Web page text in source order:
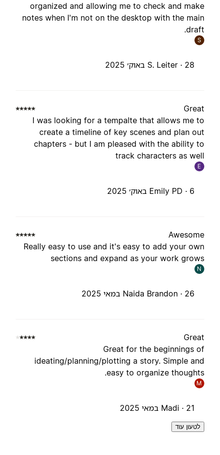
organized and allowing me to check and
notes when I'm not on the desktop with the
S. Leiter ·
I was looking for a tempalte that allows me
create a timeline of key scenes and plan
chapters - but I am pleased with the ability
track characters as
Emily PD ·
Really easy to use and it's easy to add your
sections and expand as your work
Naida Brandon ·
Great for the beginnings
ideating/planning/plotting a story. Simple
easy to organize
Madi ·
לטעון עוד